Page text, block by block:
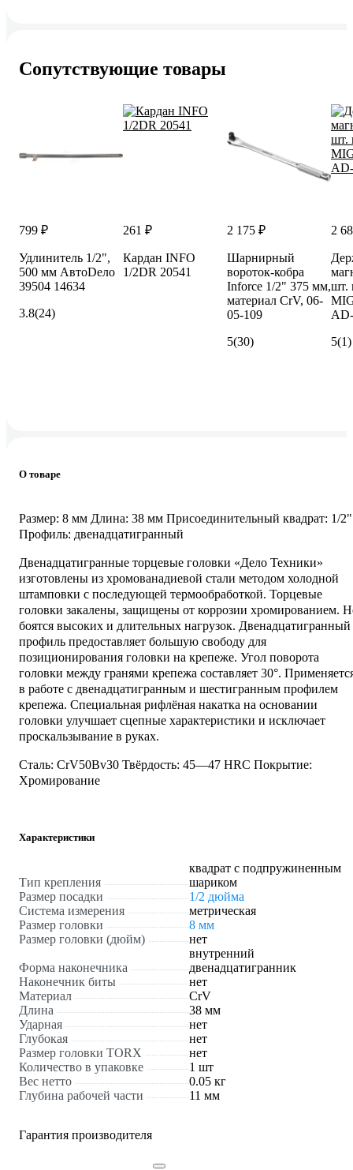
Сопутствующие товары
799 ₽
Удлинитель 1/2",
500 мм АвтоDело
39504 14634
3.8(24)
261 ₽
Кардан INFO
1/2DR 20541
2 175 ₽
Шарнирный
вороток-кобра
Inforce 1/2" 375 мм,
материал CrV, 06-
05-109
5(30)
2
шт.
5(1)
О товаре
Размер: 8 мм Длина: 38 мм Присоединительный квадрат: 1/2"
Профиль: двенадцатигранный
Двенадцатигранные торцевые головки «Дело Техники»
изготовлены из хромованадиевой стали методом холодной
штамповки с последующей термообработкой. Торцевые
головки закалены, защищены от коррозии хромированием.
боятся высоких и длительных нагрузок. Двенадцатигранный
профиль предоставляет большую свободу для
позиционирования головки на крепеже. Угол поворота
головки между гранями крепежа составляет 30°.
в работе с двенадцатигранным и шестигранным профилем
крепежа. Специальная рифлёная накатка на основании
головки улучшает сцепные характеристики и исключает
проскальзывание в руках.
Сталь: CrV50Bv30 Твёрдость: 45—47 HRC Покрытие:
Хромирование
Характеристики
Тип крепления
квадрат с подпружиненным
шариком
Размер посадки
1/2 дюйма
Система измерения
метрическая
Размер головки
8 мм
Размер головки (дюйм)
нет
Форма наконечника
внутренний
двенадцатигранник
Наконечник биты
нет
Материал
CrV
Длина
38 мм
Ударная
нет
Глубокая
нет
Размер головки TORX
нет
Количество в упаковке
1 шт
Вес нетто
0.05 кг
Глубина рабочей части
11 мм
Гарантия производителя